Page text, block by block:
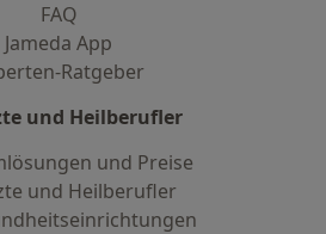
FAQ
Jameda App
Ratgeber
und Heilberufler
und Preise
und Heilberufler